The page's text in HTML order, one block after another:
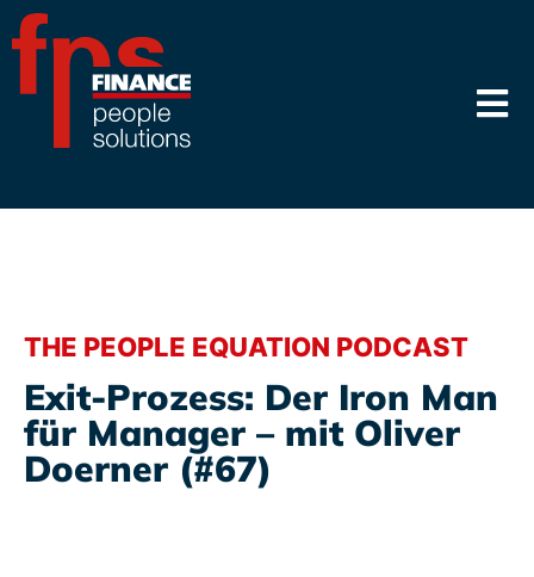
THE PEOPLE EQUATION PODCAST
Exit-Prozess: Der Iron Man
für Manager – mit Oliver
Doerner (#67)